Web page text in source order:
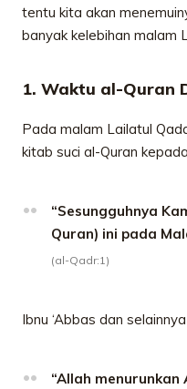
tentu kita akan
banyak kelebihan malam
1. Waktu al-Quran
Pada malam Lailatul
kitab suci al-Quran
“Sesungguhnya
Quran) ini pada
(al-Qadr:1)
Ibnu ‘Abbas dan
“Allah